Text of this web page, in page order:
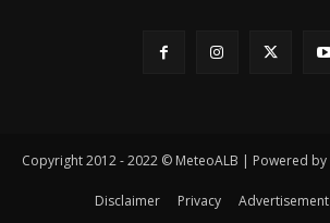
Copyright 2012 - 2022 © MeteoALB | Powered by
Disclaimer Privacy Advertisement